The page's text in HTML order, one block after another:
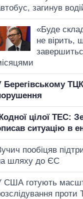
загинув
«Буде
не вірить,
Берегівському
цілої ТЕС:
ситуацію в
пообіцяв
шляху до ЄС
США готують